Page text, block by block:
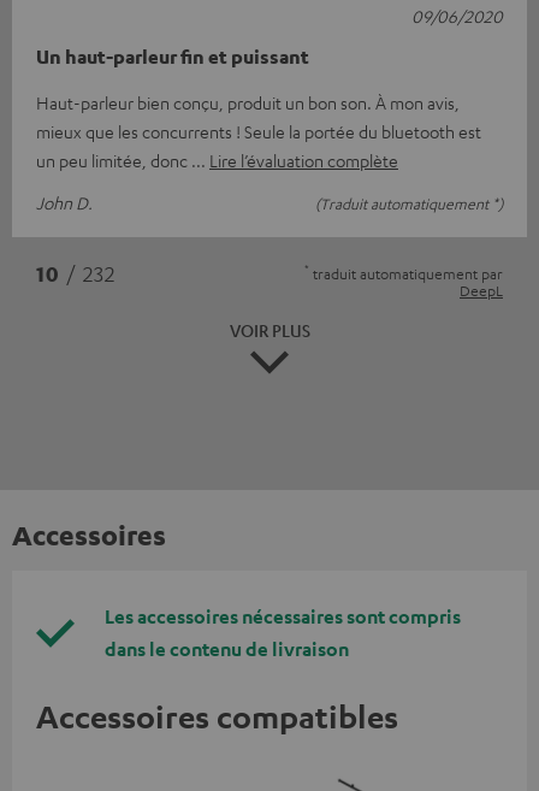
Un haut-parleur fin et puissant
Haut-parleur bien conçu, produit un bon son. À mon avis,
mieux que les concurrents ! Seule la portée du bluetooth est
un peu limitée, donc
Lire l’évaluation complète
John D.
(Traduit automatiquement *)
09/06/2020
10 / 232 * traduit automatiquement par
DeepL
VOIR PLUS
Accessoires
Les accessoires nécessaires sont compris
dans le contenu de livraison
Accessoires compatibles